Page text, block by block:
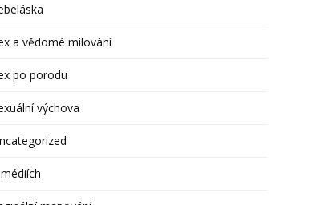
a vědomé milování
po porodu
výchova